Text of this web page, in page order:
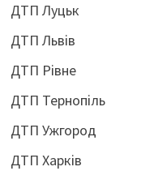
ДТП Луцьк
ДТП Львів
ДТП Рівне
ДТП Тернопіль
ДТП Ужгород
ДТП Харків